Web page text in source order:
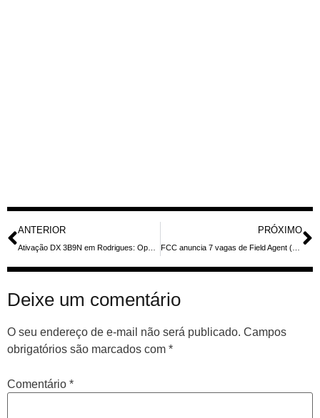
ANTERIOR PRÓXIMO
FCC anuncia 7 vagas de Field Agent (Engenheiro Eletrônico) para combater interferência RF — salários até US$158.322, inscrições até 2/3/2026
Deixe um comentário
O seu endereço de e-mail não será publicado. Campos
obrigatórios são marcados com *
Comentário *